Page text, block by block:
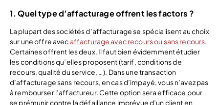
1. Quel type d’affacturage offrent les factors ?
La plupart des sociétés d’affacturage se spécialisent au choix
sur une offre avecaffacturage avec recours ou sans recours.
Certaines offrent les deux. Il faut bien évidemment étudier
les conditions qu’elles proposent (tarif, conditions de
recours, qualité du service, …). Dans une transaction
d’affacturage sans recours, en cas d’impayé, vous n’avez pas
à rembourser l’affactureur. Cette option sera efficace pour
se prémunir contre la défaillance imprévue d’un client en